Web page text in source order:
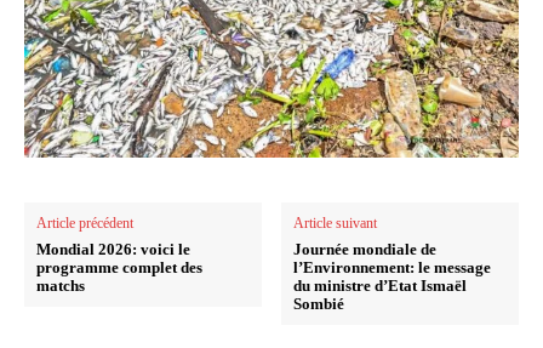
Article précédent
Mondial 2026: voici le
programme complet des
matchs
Article suivant
Journée mondiale de
l’Environnement: le message
du ministre d’Etat Ismaël
Sombié